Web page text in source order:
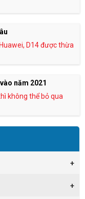
D14 được thừa
năm 2021
không thể bỏ qua